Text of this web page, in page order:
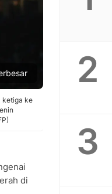
ketiga ke
di
2
3